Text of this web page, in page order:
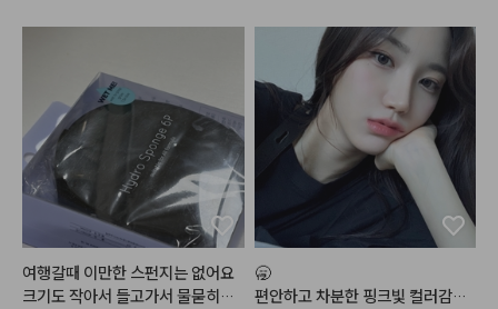
고요. 저는 진한 쉐딩보다는 얼굴
윤곽이 자연스럽게 정리되는 느낌
을 좋아하는데 그런 취향에 잘 맞았
어요. 여러 번 덧발라도 뭉침이 심
하지 않고 경계도 비교적 자연스럽
게 풀려서 수정하기도 편했습니다.
색감도 부담스럽지 않아서 메이크
업할 때 매일 사용하기 좋은 쉐딩으
손 씻고나서 건조하거나 당김이 없
어서 좋았어요!!
#헤메코리뷰어
여행갈때 이만한 스펀지는 없어요
크기도 작아서 들고가서 물묻히면
🥱
편안하고 차분한 핑크빛 컬러감으